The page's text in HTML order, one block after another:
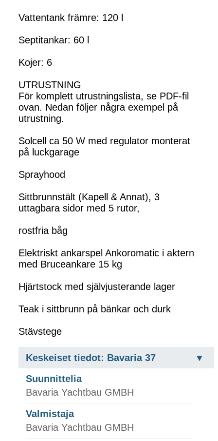
Vattentank främre: 120 l
Septitankar: 60 l
Kojer: 6
UTRUSTNING
För komplett utrustningslista, se PDF-fil
ovan. Nedan följer några exempel på
utrustning.
Solcell ca 50 W med regulator monterat
på luckgarage
Sprayhood
Sittbrunnstält (Kapell & Annat), 3
uttagbara sidor med 5 rutor,
rostfria båg
Elektriskt ankarspel Ankoromatic i aktern
med Bruceankare 15 kg
Hjärtstock med självjusterande lager
Teak i sittbrunn på bänkar och durk
Stävstege
Keskeiset tiedot: Bavaria 37
Suunnittelia
Bavaria Yachtbau GMBH
Valmistaja
Bavaria Yachtbau GMBH